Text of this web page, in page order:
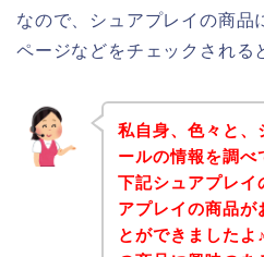
なので、シュアプレイの商品
ページなどをチェックされる
私自身、色々と、
ールの情報を調べ
下記シュアプレイ
アプレイの商品が
とができましたよ